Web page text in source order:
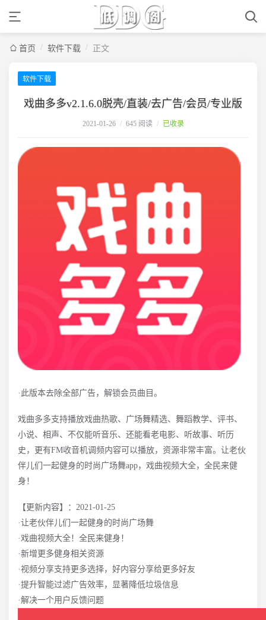
首页 / 软件下载 / 正文
软件下载
戏曲多多v2.1.6.0脱壳/直装/去广告/会员/专业版
2021-01-26 / 645 阅读 / 已收录
·此版本去除全部广告，解锁会员曲目。
戏曲多多支持播放戏曲热歌、广场舞精选、舞蹈教学、评书、
小说、相声、不仅能听音乐、还能看老电影、听故事、听历
史，更有FM收音机调频内容可以播放，资源非常丰富。让老伙
伴儿们一起健身的时尚广场舞app，戏曲视频大全，全民来健
身！
【更新内容】：2021-01-25
·让老伙伴儿们一起健身的时尚广场舞
·戏曲视频大全！全民来健身！
·新增更多健身相关资源
·视频分享支持更多选择，好内容分享给更多好友
·提升智能过滤广告效率，显著降低垃圾信息
·解决一个用户反馈问题